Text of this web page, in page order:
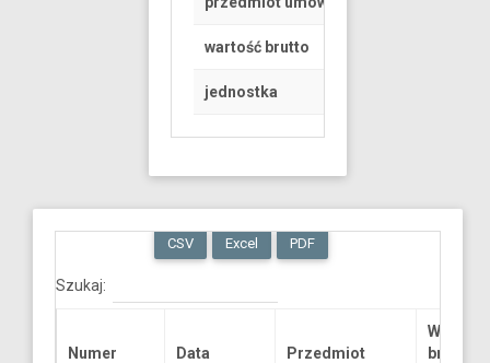
wartość brutto
jednostka
CSV Excel PDF
Szukaj:
Numer
Data
Przedmiot
Wartość
brutto